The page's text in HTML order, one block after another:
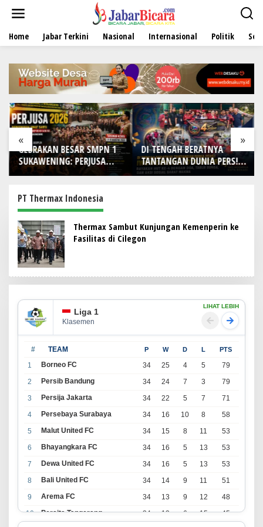
t
Home Jabar Terkini Nasional Internasional Politik
« »
GEBRAKAN BESAR SMPN 1
SUKAWENING: PERJUSA
2026 TEMPA KARAKTER,
KEPANDUAN SISWA
DI TENGAH BERATNYA
TANTANGAN DUNIA PERS!
IWO Indonesia Kota
PT Thermax Indonesia
Thermax Sambut Kunjungan Kemenperin ke
Fasilitas di Cilegon
Liga 1
Klasemen
LIHAT LEBIH
# TEAM P W D L PTS
1 Borneo FC 34 25 4 5
79
2
Persib Bandung 34 24 7 3
79
3
Persija Jakarta 34 22 5 7
71
4
Persebaya Surabaya 34 16 10 8
58
5
Malut United FC 34 15 8 11
53
6
Bhayangkara FC 34 16 5 13
53
7
Dewa United FC 34 16 5 13
53
8
Bali United FC 34 14 9 11
51
9
Arema FC 34 13 9 12
48
10
Persita Tangerang 34 13 6 15
45